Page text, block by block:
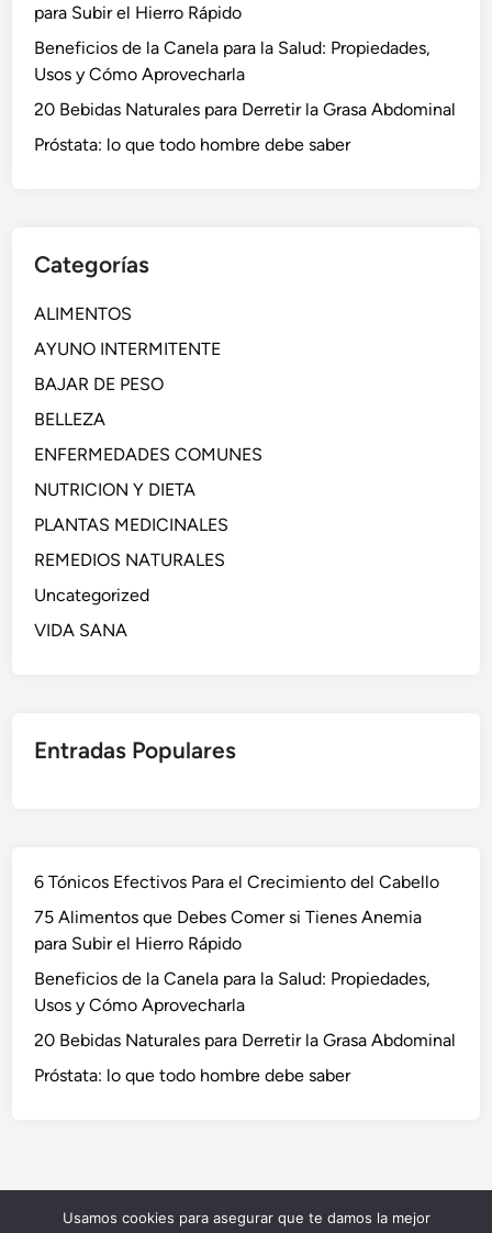
para Subir el Hierro Rápido
Beneficios de la Canela para la Salud: Propiedades,
Usos y Cómo Aprovecharla
20 Bebidas Naturales para Derretir la Grasa Abdominal
Próstata: lo que todo hombre debe saber
Categorías
ALIMENTOS
AYUNO INTERMITENTE
BAJAR DE PESO
BELLEZA
ENFERMEDADES COMUNES
NUTRICION Y DIETA
PLANTAS MEDICINALES
REMEDIOS NATURALES
Uncategorized
VIDA SANA
Entradas Populares
6 Tónicos Efectivos Para el Crecimiento del Cabello
75 Alimentos que Debes Comer si Tienes Anemia
para Subir el Hierro Rápido
Beneficios de la Canela para la Salud: Propiedades,
Usos y Cómo Aprovecharla
20 Bebidas Naturales para Derretir la Grasa Abdominal
Próstata: lo que todo hombre debe saber
Copyright © 2026NaturVida.
Usamos cookies para asegurar que te damos la mejor